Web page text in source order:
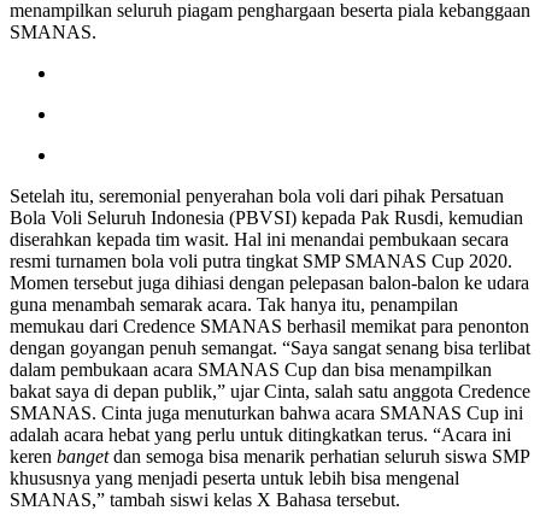
menampilkan seluruh piagam penghargaan beserta piala kebanggaan
SMANAS.
Setelah itu, seremonial penyerahan bola voli dari pihak Persatuan
Bola Voli Seluruh Indonesia (PBVSI) kepada Pak Rusdi, kemudian
diserahkan kepada tim wasit. Hal ini menandai pembukaan secara
resmi turnamen bola voli putra tingkat SMP SMANAS Cup 2020.
Momen tersebut juga dihiasi dengan pelepasan balon-balon ke udara
guna menambah semarak acara. Tak hanya itu, penampilan
memukau dari Credence SMANAS berhasil memikat para penonton
dengan goyangan penuh semangat. “Saya sangat senang bisa terlibat
dalam pembukaan acara SMANAS Cup dan bisa menampilkan
bakat saya di depan publik,” ujar Cinta, salah satu anggota Credence
SMANAS. Cinta juga menuturkan bahwa acara SMANAS Cup ini
adalah acara hebat yang perlu untuk ditingkatkan terus. “Acara ini
keren bangetdan semoga bisa menarik perhatian seluruh siswa SMP
khususnya yang menjadi peserta untuk lebih bisa mengenal
SMANAS,” tambah siswi kelas X Bahasa tersebut.